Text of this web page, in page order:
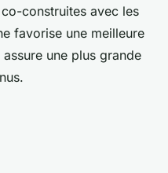
construites avec les
favorise une meilleure
une plus grande